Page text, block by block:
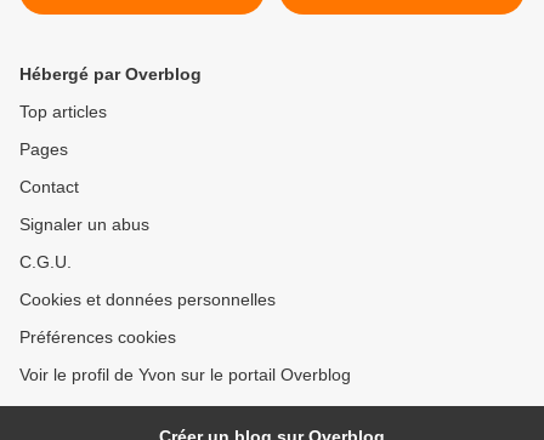
Drôme...
2020 >
Hébergé par Overblog
Top articles
Pages
Contact
Signaler un abus
C.G.U.
Cookies et données personnelles
Préférences cookies
Voir le profil de Yvon sur le portail Overblog